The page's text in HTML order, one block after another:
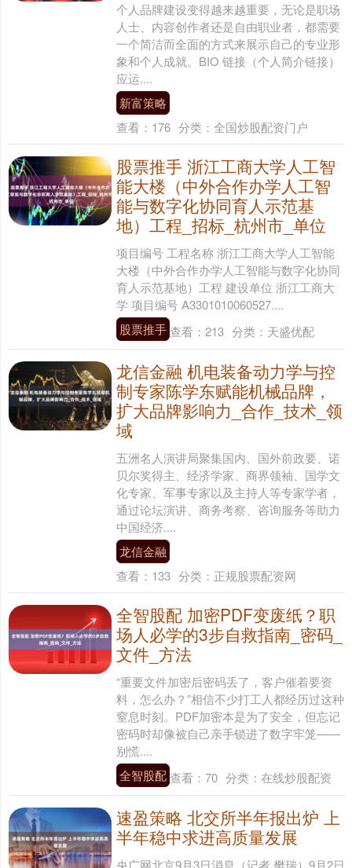
个人品牌建设变得越来越重要，无论是职场
人士、内容创作者还是自由职业者，都需要
一个简洁而全面的方式来展示自己的专业形
象和个人成就。BIO 链接（个人简介链接）
应运....
新富策略
查看： 176 分类： 全国炒股配资门户
股票推手 浙江工商大学人工智
能大楼（中外合作办学人工智
能与数字化协同育人示范基
地）工程_招标_杭州市_单位
项目编号 工程名称 浙江工商大学人工智能
大楼（中外合作办学人工智能与数字化协同
育人示范基地）工程 建设单位 浙江工商大
学 项目编号 A3301010060527....
股票推手查看： 213 分类： 天盛优配
龙信金融 机电装备动力学与控
制专家陈学东赋能机械品牌，
扩大品牌影响力_合作_技术_领
域
五洲名人演讲局聚集国内、国外前政要、诺
贝尔奖得主、经济学家、商界领袖、国学文
化专家、军事专家以及主持人等专家学者，
通过论坛演讲、商务考察、咨询服务等助力
中国经济....
龙信金融
查看： 133 分类： 正规股票配资网
全智股配 加密PDF变废纸？职
场人必学的3步自救指南_密码_
文件_方法
“重要文件加密后密码丢了，客户催着要资
料，怎么办？”相信不少打工人都经历过这种
窒息时刻。PDF加密本是为了安全，但忘记
密码时却像被自己亲手锁进了数字牢笼——
别慌....
全智股配查看： 70 分类： 在线炒股配资
速盈策略 北交所半年报出炉 上
半年稳中求进高质量发展